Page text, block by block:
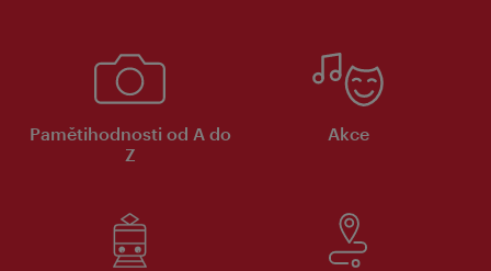
Pamětihodnosti od A do
Z
Akce